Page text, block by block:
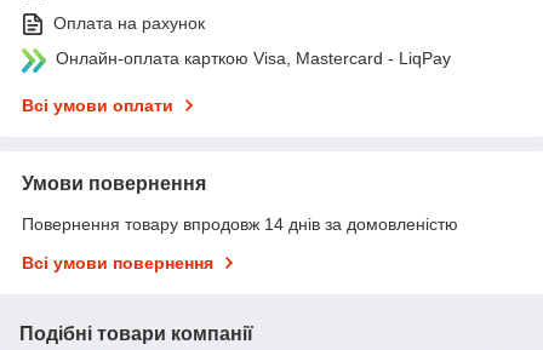
Оплата на рахунок
Онлайн-оплата карткою Visa, Mastercard - LiqPay
Всі умови оплати
Умови повернення
Повернення товару впродовж 14 днів за домовленістю
Всі умови повернення
Подібні товари компанії